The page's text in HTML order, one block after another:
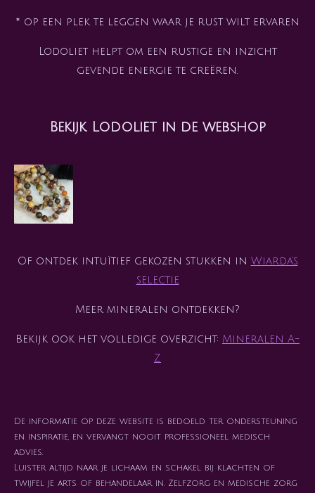
* op een plek te leggen waar je rust wilt ervaren
Lodoliet helpt om een rustige en inzicht
gevende energie te creëren.
Bekijk Lodoliet in de webshop
Of ontdek intuïtief gekozen stukken in Wiarda’s
selectie
Meer mineralen ontdekken?
Bekijk ook het volledige overzicht: Mineralen A-
Z
De informatie op deze website is bedoeld ter ondersteuning
en inspiratie, en vervangt nooit professioneel medisch
advies.
Luister altijd naar je lichaam en schakel bij klachten of
twijfel je arts of behandelaar in. Zelfzorg en medische zorg